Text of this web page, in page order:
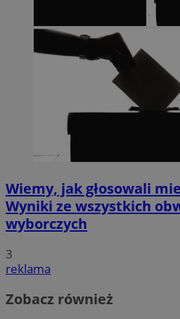
Wiemy, jak głosowali
Wyniki ze wszystkich
wyborczych
3
reklama
Zobacz również